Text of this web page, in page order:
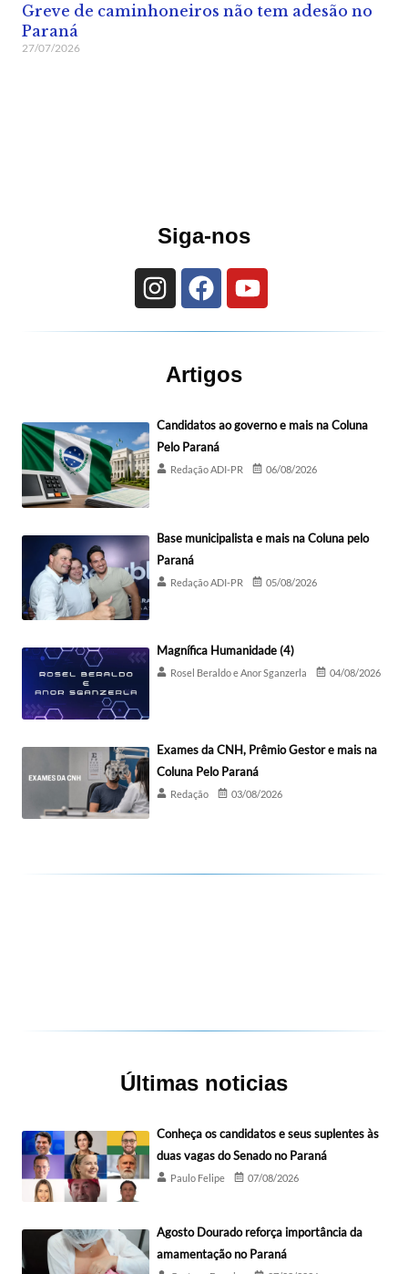
Greve de caminhoneiros não tem adesão no
Paraná
27/07/2026
Siga-nos
Artigos
Candidatos ao governo e mais na Coluna
Pelo Paraná
Redação ADI-PR 06/08/2026
Base municipalista e mais na Coluna pelo
Paraná
Redação ADI-PR 05/08/2026
Magnífica Humanidade (4)
Rosel Beraldo e Anor Sganzerla 04/08/2026
Exames da CNH, Prêmio Gestor e mais na
Coluna Pelo Paraná
Redação 03/08/2026
Últimas noticias
Conheça os candidatos e seus suplentes às
duas vagas do Senado no Paraná
Paulo Felipe 07/08/2026
Agosto Dourado reforça importância da
amamentação no Paraná